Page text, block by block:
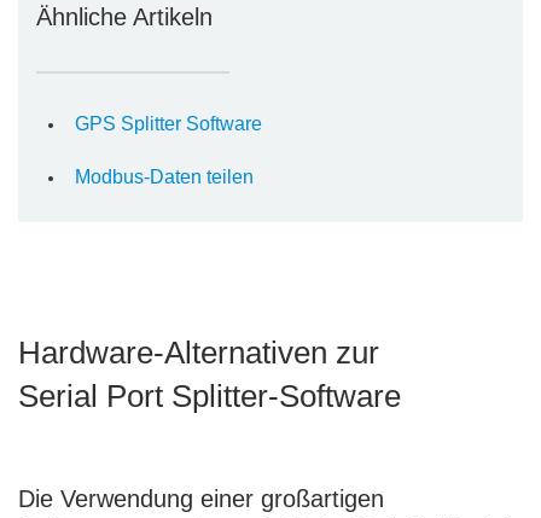
Ähnliche Artikeln
GPS Splitter Software
Modbus-Daten teilen
Hardware-Alternativen zur
Serial Port Splitter-Software
Die Verwendung einer großartigen